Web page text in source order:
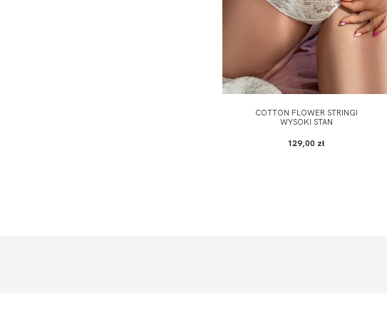
COTTON FLOWER STRINGI
WYSOKI STAN
129,00 zł